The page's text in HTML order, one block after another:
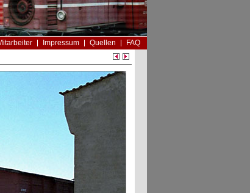
Impressum Quellen
FAQ